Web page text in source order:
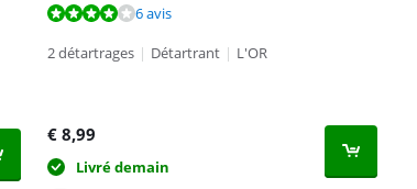
6 avis
2 détartrages | Détartrant | L'OR
€ 8,99
Livré demain